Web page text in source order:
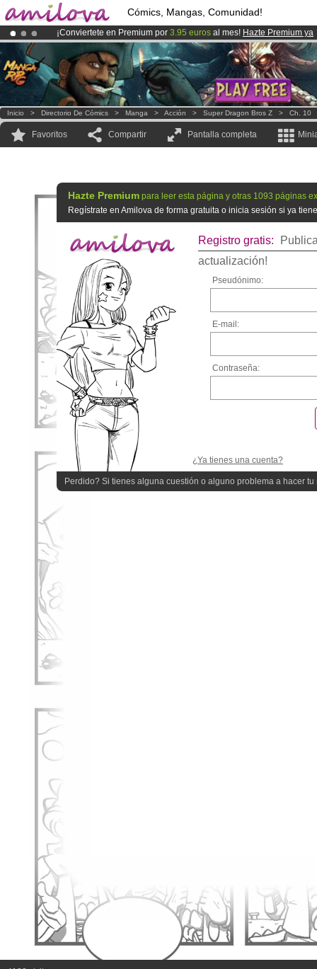
Cómics, Mangas, Comunidad!
¡Conviertete en Premium por 3.95 euros al mes! Hazte Premium ya
¡Ya tenemos 134393miembrosy 1208Cómics y Mangas!.
El Kickstarter Amilova está desormado lanzado!.
Inicio > Directorio De Cómics > Manga > Acción > Super Dragon Bros Z > Ch. 10
Favoritos Compartir Pantalla completa
Hazte Premium para leer esta página y otras 1093 páginas
Regístrate en Amilova de forma gratuita o inicia sesión si ya
Registro gratis:
actualización!
Pseudónimo:
E-mail:
Contraseña:
¿Ya tienes una cuenta?
Perdido? Si tienes alguna cuestión o alguno problema a hacer